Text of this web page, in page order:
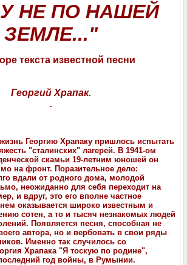
НЕ ПО НАШЕЙ
ЗЕМЛЕ..."
текста известной песни
Георгий Храпак.
.
Георгию Храпаку пришлось испытать
"сталинских" лагерей. В 1941-ом
скамьи 19-летним юношей он
на фронт. Поразительное дело:
вдали от родного дома, молодой
неожиданно для себя переходит на
и вдруг, это его вполне частное
оказывается широко известным и
сотен, а то и тысяч незнакомых людей
Появляется песня, способная не
автора, но и вербовать в свои ряды
Именно так случилось со
Храпака "Я тоскую по родине",
год войны, в Румынии.